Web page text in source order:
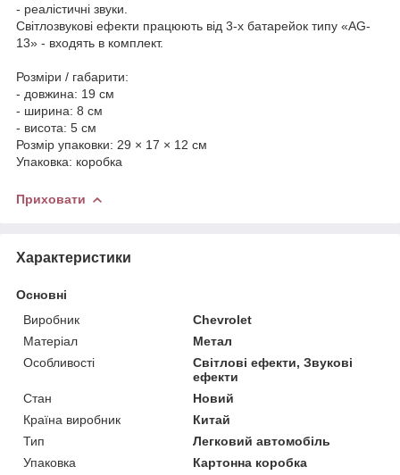
- реалістичні звуки.
Світлозвукові ефекти працюють від 3-х батарейок типу «AG-
13» - входять в комплект.
Розміри / габарити:
- довжина: 19 см
- ширина: 8 см
- висота: 5 см
Розмір упаковки: 29 × 17 × 12 см
Упаковка: коробка
Приховати
Характеристики
Основні
Виробник
Chevrolet
Матеріал
Метал
Особливості
Світлові ефекти, Звукові
ефекти
Стан
Новий
Країна виробник
Китай
Тип
Легковий автомобіль
Упаковка
Картонна коробка